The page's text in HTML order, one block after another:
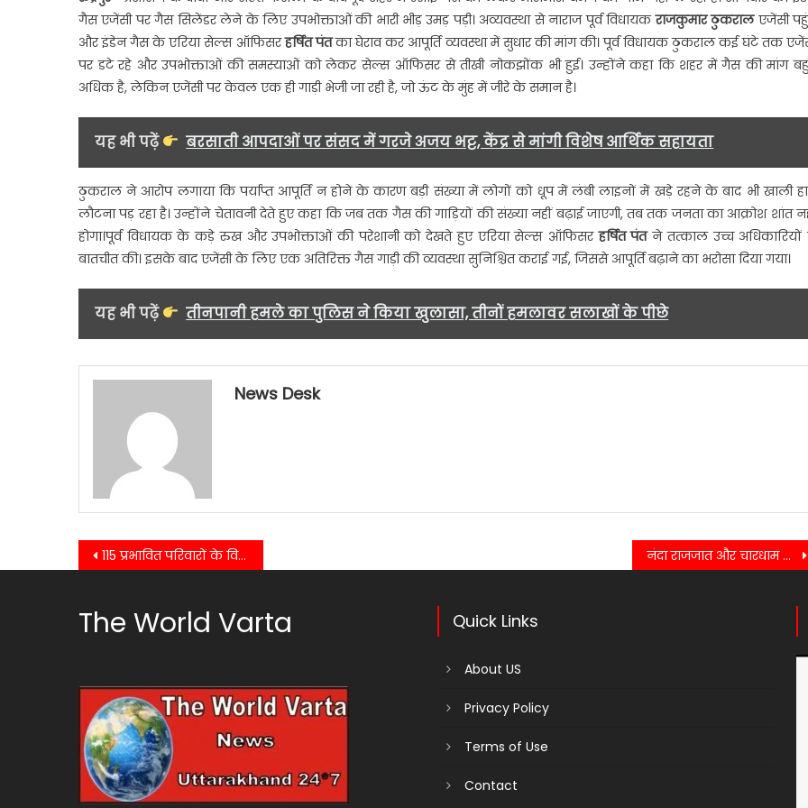
पर
हंगामा,
ठुकराल
ने
सेल्स
की
तीखी
नोकझोंक…….
गैस एजेंसी पर गैस सिलेंडर लेने के लिए उपभोक्ताओं की भारी भीड़ उमड़ पड़ी। अव्यवस्था से नाराज पूर्व विधायकराजकुमार ठुकरालएजेंसी
और इंडेन गैस के एरिया सेल्स ऑफिसरहर्षित पंतका घेराव कर आपूर्ति व्यवस्था में सुधार की मांग की। पूर्व विधायक ठुकराल कई घंटे तक
पर डटे रहे और उपभोक्ताओं की समस्याओं को लेकर सेल्स ऑफिसर से तीखी नोकझोंक भी हुई। उन्होंने कहा कि शहर में गैस की मांग
अधिक है, लेकिन एजेंसी पर केवल एक ही गाड़ी भेजी जा रही है, जो ऊंट के मुंह में जीरे के समान है।
यह भी पढ़ें बरसाती आपदाओं पर संसद में गरजे अजय भट्ट, केंद्र से मांगी विशेष आर्थिक सहायता
ठुकराल ने आरोप लगाया कि पर्याप्त आपूर्ति न होने के कारण बड़ी संख्या में लोगों को धूप में लंबी लाइनों में खड़े रहने के बाद भी खाली
लौटना पड़ रहा है। उन्होंने चेतावनी देते हुए कहा कि जब तक गैस की गाड़ियों की संख्या नहीं बढ़ाई जाएगी, तब तक जनता का आक्रोश शांत
होगा।पूर्व विधायक के कड़े रुख और उपभोक्ताओं की परेशानी को देखते हुए एरिया सेल्स ऑफिसरहर्षित पंतने तत्काल उच्च अधिकारियों
बातचीत की। इसके बाद एजेंसी के लिए एक अतिरिक्त गैस गाड़ी की व्यवस्था सुनिश्चित कराई गई, जिससे आपूर्ति बढ़ाने का भरोसा दिया गया।
यह भी पढ़ें तीनपानी हमले का पुलिस ने किया खुलासा, तीनों हमलावर सलाखों के पीछे
News Desk
Post
115 प्रभावित परिवारों के विस्थापन के लिए प्रशासन सक्रिय…. नंदा राजजात और चारधाम यात्रा के लिए पार्किंग और ट्रैफिक प्रबंधन सुनिश्चित….
The World Varta Quick Links
About US
Privacy Policy
Terms of Use
Contact